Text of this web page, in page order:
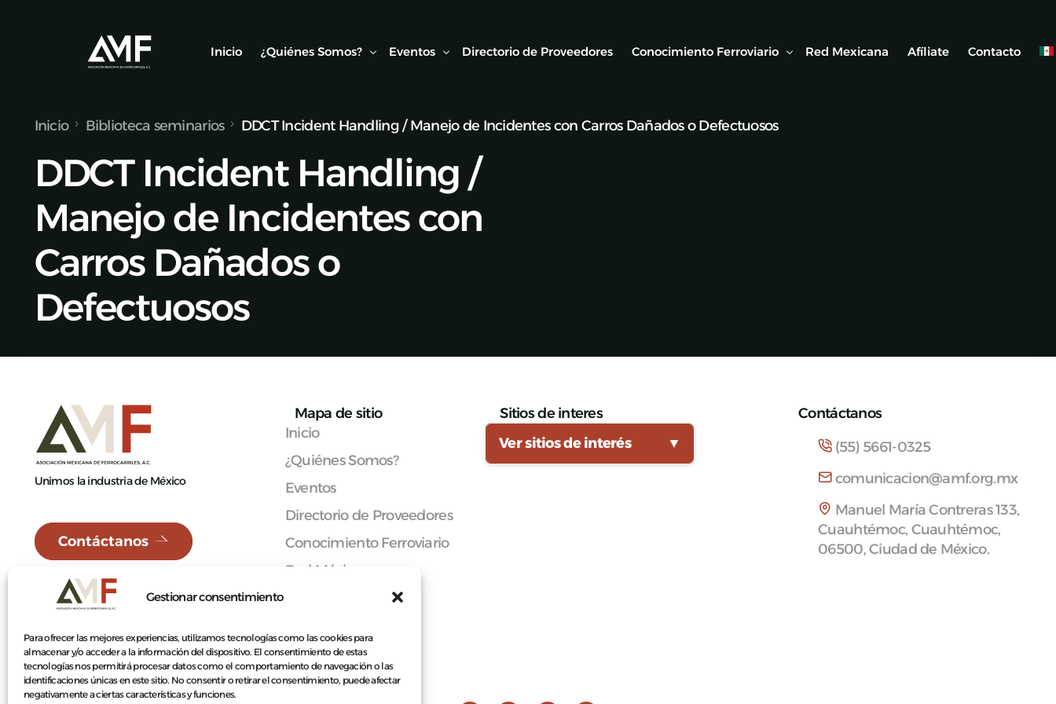
Gestionar consentimiento
Para ofrecer las mejores experiencias, utilizamos tecnologías como las cookies para
almacenar y/o acceder a la información del dispositivo. El consentimiento de estas
tecnologías nos permitirá procesar datos como el comportamiento de navegación o las
identificaciones únicas en este sitio. No consentir o retirar el consentimiento, puede afectar
negativamente a ciertas características y funciones.
Inicio ¿Quiénes Somos?
Socios
Nuestro Equipo
Eventos
Conexión AMF
Webinars Técnicos
Visitas técnicas
Expo Rail
Directorio de Proveedores Conocimiento Ferroviario
Biblioteca Ferroviaria
Red Mexicana Afíliate Contacto
Inicio Biblioteca seminarios DDCT Incident Handling / Manejo de Incidentes con Carros Dañados o Defectuosos
DDCT Incident Handling /
Manejo de Incidentes con
Carros Dañados o
Defectuosos
Unimos la industria de México
Contáctanos
Mapa de sitio
Inicio
¿Quiénes Somos?
Eventos
Directorio de Proveedores
Conocimiento Ferroviario
Red Méxicana
Sitios de interes
Ver sitios de interés
▼
Contáctanos
(55) 5661-0325
comunicacion@amf.org.mx
Manuel María Contreras 133,
Cuauhtémoc, Cuauhtémoc,
06500, Ciudad de México.